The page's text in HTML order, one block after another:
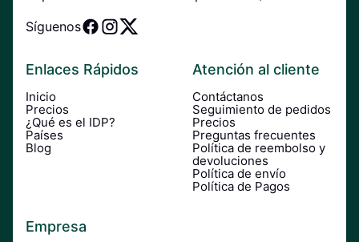
Síguenos
Enlaces Rápidos
Inicio
Precios
¿Qué es el IDP?
Países
Blog
Atención al cliente
Contáctanos
Seguimiento de pedidos
Precios
Preguntas frecuentes
Política de reembolso y
devoluciones
Política de envío
Política de Pagos
Empresa